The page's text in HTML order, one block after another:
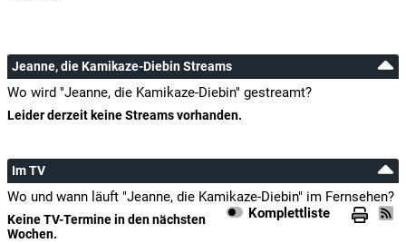
Jeanne, die Kamikaze-Diebin Streams
Wo wird "Jeanne, die Kamikaze-Diebin" gestreamt?
Leider derzeit keine Streams vorhanden.
Im TV
Wo und wann läuft "Jeanne, die Kamikaze-Diebin" im Fernsehen?
Komplettliste
Keine TV-Termine in den nächsten
Wochen.